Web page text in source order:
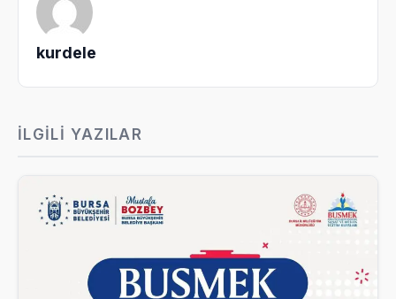
kurdele
İLGILI YAZILAR